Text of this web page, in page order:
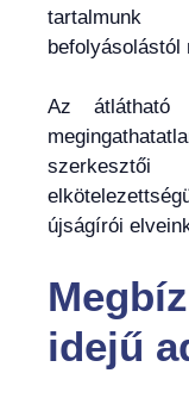
tartalmunk
befolyásolástól
Az átlátható
újságírói
idejű